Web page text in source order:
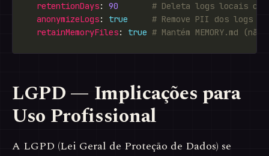
retentionDays: 90
# Deleta logs locais
anonymizeLogs: true
# Remove PII dos logs
retainMemoryFiles: true # Mantém MEMORY.md
LGPD — Implicações para
Uso Profissional
A LGPD (Lei Geral de Proteção de Dados) se